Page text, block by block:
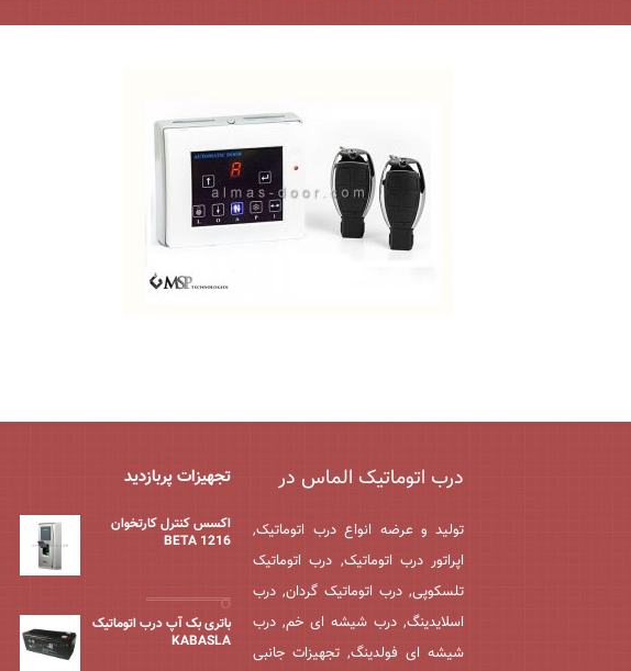
درب اتوماتیک الماس در
تولید و عرضه انواع درب اتوماتیک,
اپراتور درب اتوماتیک, درب اتوماتیک
تلسکوپی, درب اتوماتیک گردان, درب
اسلایدینگ, درب شیشه ای خم, درب
شیشه ای فولدینگ, تجهیزات جانبی
تجهیزات پربازدید
اکسس کنترل کارتخوان
BETA 1216
باتری بک آپ درب اتوماتیک
KABASLA